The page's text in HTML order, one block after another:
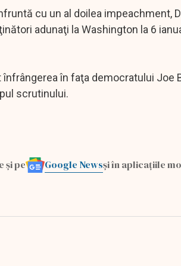
cu un al doilea impeachment,
adunaţi la Washington la 6
în faţa democratului Joe
scrutinului.
și pe Google Newsși în aplicațiile